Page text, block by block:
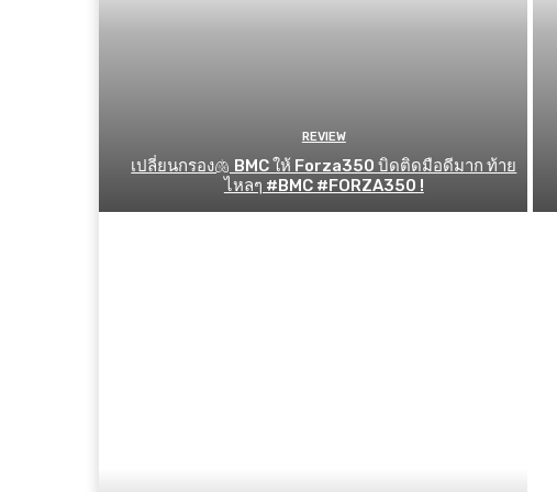
REVIEW
เปลี่ยนกรอง🫁 BMC ให้ Forza350 บิดติดมือดีมาก ท้าย
ไหลๆ #BMC #FORZA350 !